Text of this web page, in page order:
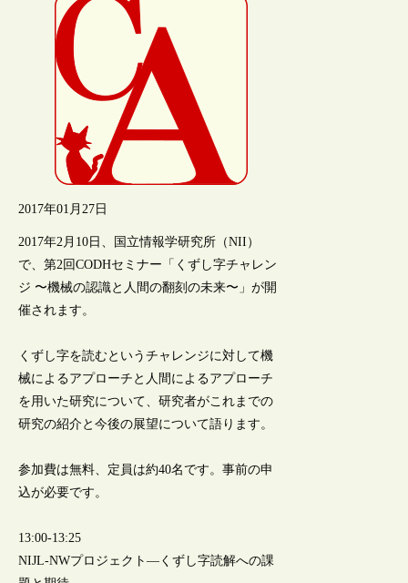
2017年01月27日
2017年2月10日、国立情報学研究所（NII）
で、第2回CODHセミナー「くずし字チャレン
ジ 〜機械の認識と人間の翻刻の未来〜」が開
催されます。
くずし字を読むというチャレンジに対して機
械によるアプローチと人間によるアプローチ
を用いた研究について、研究者がこれまでの
研究の紹介と今後の展望について語ります。
参加費は無料、定員は約40名です。事前の申
込が必要です。
13:00-13:25
NIJL-NWプロジェクト―くずし字読解への課